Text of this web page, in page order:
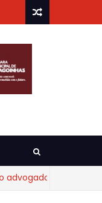
Diego Fraga de